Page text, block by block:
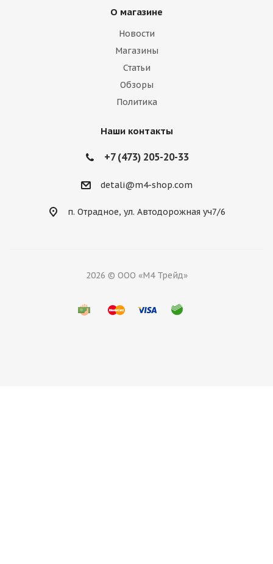
О магазине
Новости
Магазины
Статьи
Обзоры
Политика
Наши контакты
+7 (473) 205-20-33
detali@m4-shop.com
п. Отрадное, ул. Автодорожная уч7/6
2026 © ООО «М4 Трейд»